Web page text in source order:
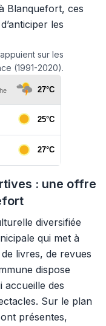
Blanquefort, ces
les
sur les
(1991-2020).
: une offre
diversifiée
qui met à
livres, de revues
dispose
accueille des
Sur le plan
présentes,